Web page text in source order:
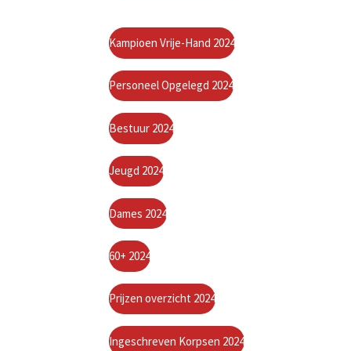
Kampioen Vrije-Hand 2024
Personeel Opgelegd 2024
Bestuur 2024
Jeugd 2024
Dames 2024
60+ 2024
Prijzen overzicht 2024
Ingeschreven Korpsen 2024